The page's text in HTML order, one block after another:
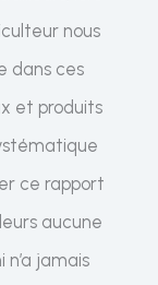
nous
dans ces
et produits
ce rapport
aucune
jamais